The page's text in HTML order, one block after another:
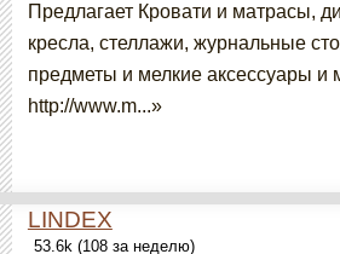
Предлагает Кровати и матрасы,
кресла, стеллажи, журнальные
предметы и мелкие аксессуары и
http://www.m...»
LINDEX
53.6k (108 за неделю)